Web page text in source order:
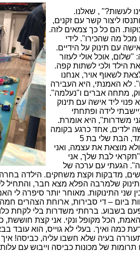
לעשות?" , שאלנו.
ליצור קשר עם זקנים,
הם כל כך צמאים לזה.
מכל מה שהכירו". לידי
עם תינוק על הידיים.
"שלום, אוכל אולי לעזור
את הילד ולכי לשתות קפה.
לשאוף אויר, אנחנו
לא האמנתי, היא העבירה
מתחה אברים ו"נעלמה".
פנוי ליד אישה עם תינוק
לידה ופתחתי
משדרות", היא אומרת.
ילדים, אחד כרגע בקומה
העליונה לומד, הבת שלי בת 5
מוצאת את עצמה, ואני
לבת שלך, אני
הגעתי עם ערכה של
מדבקות וקצת משחקים. הילדה
שלמרבה הפלא מצא חבר, והתחיל
שני התינוקות. מאוחר יותר סיפרה לי
ביום – די סבירות, ארוחת הצהרים
פעם בשבוע. ברחתי משדרות בלי לקחת
הכל מקופל ונקי. אני קצת חוששת,
כמה ואיך. בעלי לא גוייס, הוא עובד
בעיה שלא חשבו עליה, כביסה!
תרומות של מכונות כביסה וייבוש עם